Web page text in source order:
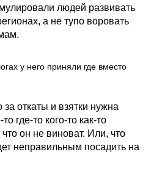
людей развивать
а не тупо воровать
у него приняли где вместо
за откаты и взятки нужна
где-то кого-то как-то
он не виноват. Или, что
неправильным посадить на